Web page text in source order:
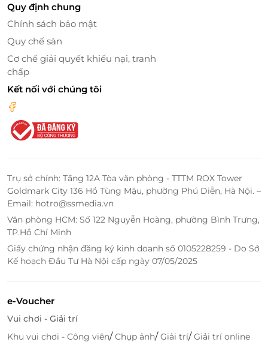
Buffet tối thịnh soạn với hơn 100 món ăn từ khắp nơi trên thế giới
Thưởng thức bữa buffet tối thịnh soạn với hơn 100
món ăn từ khắp nơi trên thế giới khi du thuyền đi
Những món ăn thượng phẩm từ ẩm thực Hàn Quốc,
Nhật Bản đến phương Tây được đội ngũ đầu bếp
hợp giữa cảm hứng từ các sản phẩm địa phương và
cách chế biến chuẩn nhà hàng 5 sao quốc tế, các loại
Mực đại dương, Tôm mũ ni, Cua hoàng đế…, cùng các
Quy định chung
Chính sách bảo mật
Quy chế sàn
Cơ chế giải quyết khiếu nại, tranh
chấp
Kết nối với chúng tôi
Trụ sở chính: Tầng 12A Tòa văn phòng - TTTM ROX Tower
Goldmark City 136 Hồ Tùng Mậu, phường Phú Diễn, Hà Nội. –
Email: hotro@ssmedia.vn
Văn phòng HCM: Số 122 Nguyễn Hoàng, phường Bình Trưng,
TP.Hồ Chí Minh
Giấy chứng nhận đăng ký kinh doanh số 0105228259 - Do Sở
Kế hoạch Đầu Tư Hà Nội cấp ngày 07/05/2025
e-Voucher
Vui chơi - Giải trí
Khu vui chơi - Công viên/Chụp ảnh/Giải trí/Giải trí online